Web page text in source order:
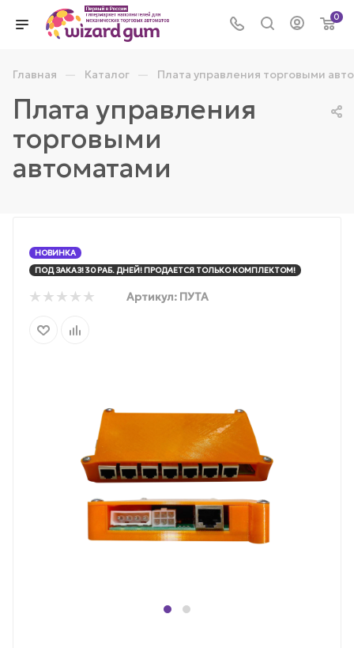
0
Главная — Каталог — Плата управления торговыми
Плата управления
торговыми
автоматами
НОВИНКА
ПОД ЗАКАЗ! 30 РАБ. ДНЕЙ! ПРОДАЕТСЯ ТОЛЬКО КОМПЛЕКТОМ!
Артикул: ПУТА